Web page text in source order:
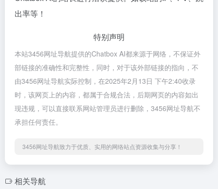
出率等！
特别声明
本站3456网址导航提供的Chatbox AI都来源于网络，不保证外
部链接的准确性和完整性，同时，对于该外部链接的指向，不
由3456网址导航实际控制，在2025年2月13日 下午2:40收录
时，该网页上的内容，都属于合规合法，后期网页的内容如出
现违规，可以直接联系网站管理员进行删除，3456网址导航不
承担任何责任。
3456网址导航致力于优质、实用的网络站点资源收集与分享！
相关导航